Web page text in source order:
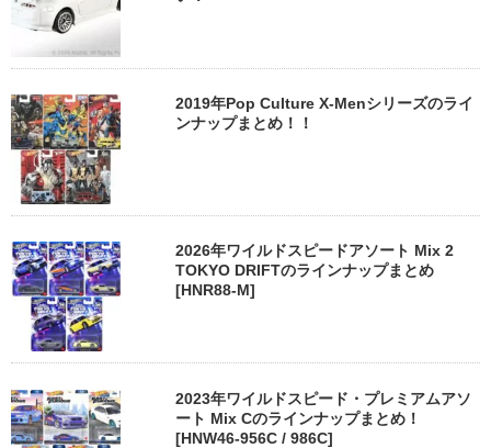
2019年Pop Culture X-Menシリーズのライ
ンナップまとめ！！
2026年ワイルドスピードアソート Mix 2
TOKYO DRIFTのラインナップまとめ
[HNR88-M]
2023年ワイルドスピード・プレミアムアソ
ート Mix Cのラインナップまとめ！
[HNW46-956C / 986C]